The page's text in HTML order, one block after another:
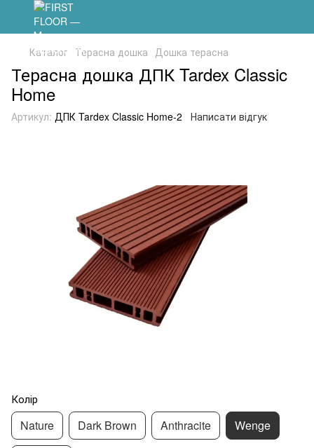
Каталог Терасна дошка Дошка терасна
Терасна дошка ДПК Tardex Classic
Home
Артикул: ДПК Tardex Classic Home-2 Написати відгук
Колір
Nature Dark Brown Anthracite Wenge